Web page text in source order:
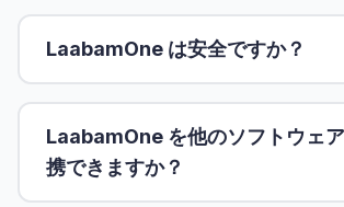
LaabamOne は安全ですか？
LaabamOne を他のソフトウェ
携できますか？